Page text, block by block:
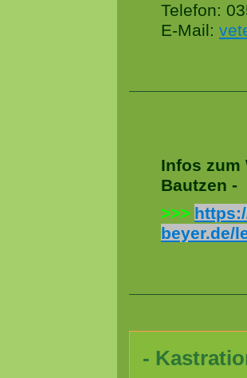
Telefon:
E-Mail:
Infos zum
Bautzen -
>>>
beyer.de/
-